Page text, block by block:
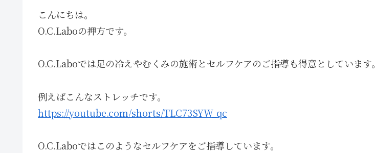
こんにちは。
O.C.Laboの押方です。
O.C.Laboでは足の冷えやむくみの施術とセルフケアのご指導も得意としています。
例えばこんなストレッチです。
https://youtube.com/shorts/TLC73SYW_qc
O.C.Laboではこのようなセルフケアをご指導しています。